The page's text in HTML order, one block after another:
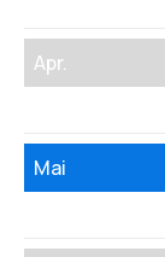
Apr.
Mai